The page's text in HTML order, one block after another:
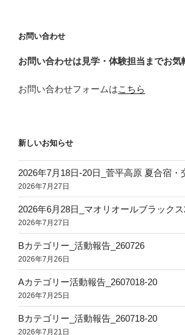
ン
お問い合わせ
お問い合わせは見学・体験担当までお気
お問い合わせフォームはこちら
新しいお知らせ
2026年7月18日‐20日_菅平高原 夏合宿・
2026年7月27日
2026年6月28日_マオリオールブラックス
2026年7月27日
Bカテゴリー_活動報告_260726
2026年7月26日
Aカテゴリー活動報告_2607018-20
2026年7月25日
Bカテゴリー_活動報告_260718-20
2026年7月21日